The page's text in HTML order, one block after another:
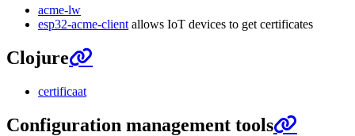
acme-lw
esp32-acme-client allows IoT devices to get certificates
Clojure
certificaat
Configuration management tools